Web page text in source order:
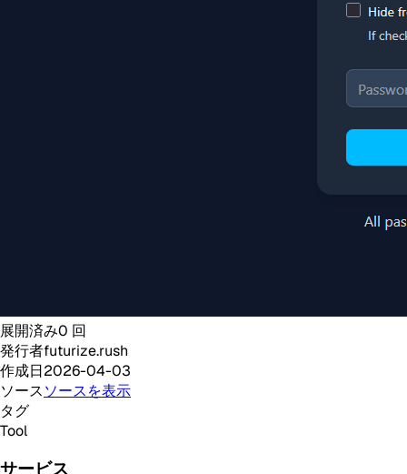
展開済み0 回
発行者futurize.rush
作成日2026-04-03
ソースソースを表示
タグ
Tool
サービス